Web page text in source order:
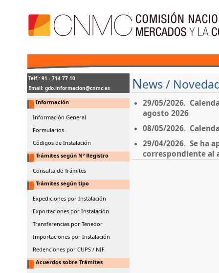
Telf.: 91 - 714 77 10
Email: gdo.informacion@cnmc.es
Información
Información General
Formularios
Códigos de Instalación
Trámites según Nº Registro
Consulta de Trámites
Trámites según tipo
Expediciones por Instalación
Exportaciones por Instalación
Transferencias por Tenedor
Importaciones por Instalación
Redenciones por CUPS / NIF
Acuerdos sobre Trámites
News /
29/05/2026.
agosto 2026
08/05/2026.
29/04/2026. Se ha
correspondiente al